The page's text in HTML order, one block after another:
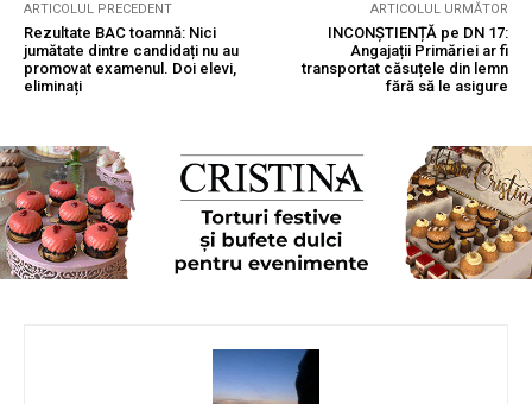
ARTICOLUL PRECEDENT
Rezultate BAC toamnă: Nici
jumătate dintre candidați nu au
promovat examenul. Doi elevi,
eliminați
ARTICOLUL URMĂTOR
INCONȘTIENȚĂ pe DN 17:
Angajații Primăriei ar fi
transportat căsuțele din lemn
fără să le asigure